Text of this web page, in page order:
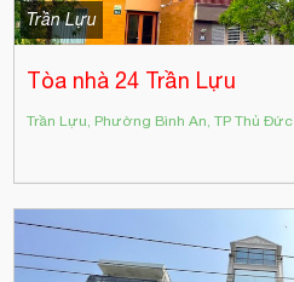
Trần Lựu
Tòa nhà 24 Trần Lựu
Trần Lựu, Phường Bình An, TP Thủ Đức